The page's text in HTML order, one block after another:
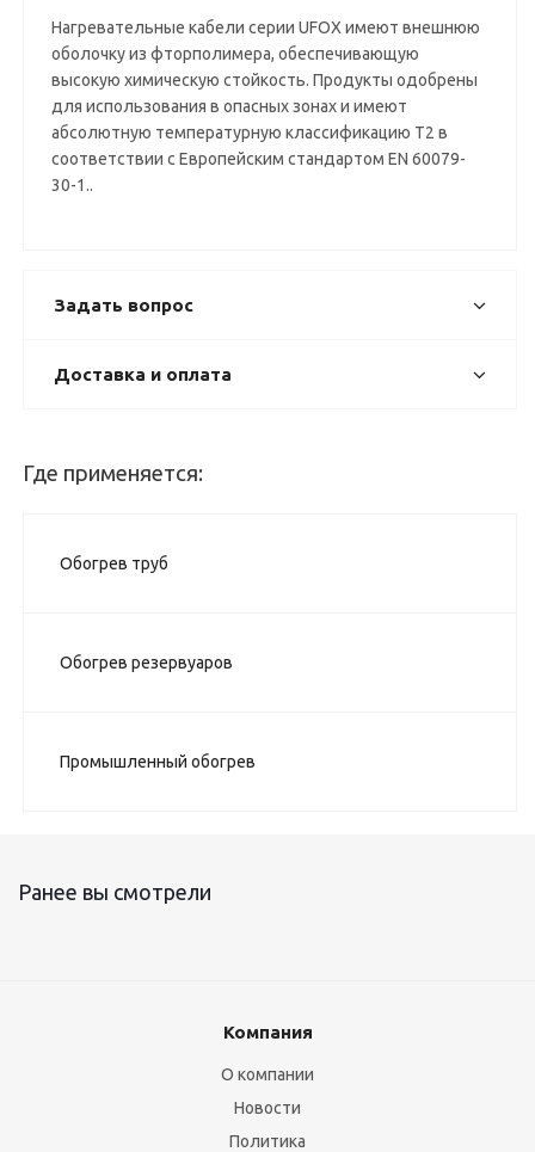
Нагревательные кабели серии UFOX имеют внешнюю
оболочку из фторполимера, обеспечивающую
высокую химическую стойкость. Продукты одобрены
для использования в опасных зонах и имеют
абсолютную температурную классификацию Т2 в
соответствии с Европейским стандартом EN 60079-
30-1..
Задать вопрос
Доставка и оплата
Где применяется:
Обогрев труб
Обогрев резервуаров
Промышленный обогрев
Ранее вы смотрели
Компания
О компании
Новости
Политика